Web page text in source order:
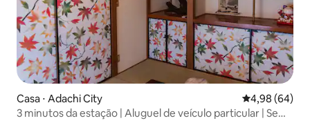
Casa ⋅ Adachi City 4,98 de uma
4,98 (64)
3 minutos da estação | Aluguel de veículo particular | Sem